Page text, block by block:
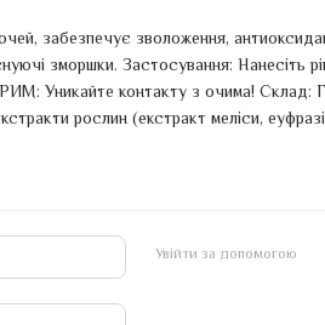
забезпечує зволоження,
зморшки. Застосування: Нанесіть
Уникайте контакту з очима! Склад:
рослин (екстракт меліси,
Увійти за допомогою